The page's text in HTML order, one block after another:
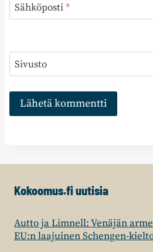
Sähköposti*
Sivusto
Kokoomus.fi uutisia
Autto ja Limnell: Venäjän
EU:n laajuinen Schengen-